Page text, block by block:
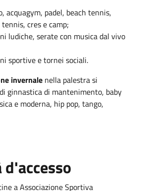
acquagym, padel, beach tennis,
cres e camp;
ludiche, serate con musica dal vivo
sportive e tornei sociali.
invernale nella palestra si
ginnastica di mantenimento, baby
e moderna, hip pop, tango,
a Associazione Sportiva